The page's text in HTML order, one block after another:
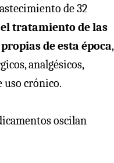
de 32
tratamiento de las
de esta época,
analgésicos,
uso crónico.
oscilan